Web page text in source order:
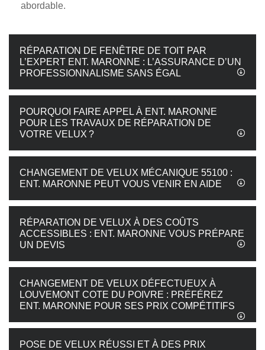
abordable.
RÉPARATION DE FENÊTRE DE TOIT PAR
L’EXPERT ENT. MARONNE : L’ASSURANCE D’UN
PROFESSIONNALISME SANS ÉGAL
POURQUOI FAIRE APPEL À ENT. MARONNE
POUR LES TRAVAUX DE RÉPARATION DE
VOTRE VELUX ?
CHANGEMENT DE VELUX MÉCANIQUE 55100 :
ENT. MARONNE PEUT VOUS VENIR EN AIDE
RÉPARATION DE VELUX À DES COÛTS
ACCESSIBLES : ENT. MARONNE VOUS PRÉPARE
UN DEVIS
CHANGEMENT DE VELUX DÉFECTUEUX À
LOUVEMONT COTE DU POIVRE : PRÉFÉREZ
ENT. MARONNE POUR SES PRIX COMPÉTITIFS
POSE DE VELUX RÉUSSI ET À DES PRIX